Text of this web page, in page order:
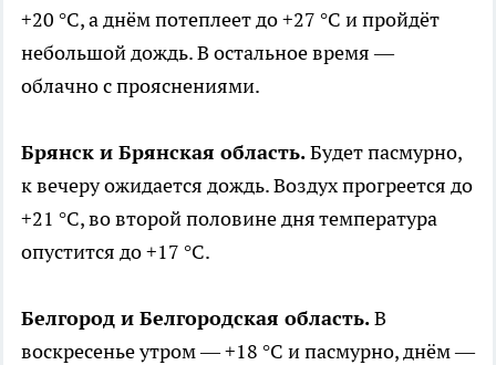
+20 °C, а днём потеплеет до +27 °C и пройдёт
небольшой дождь. В остальное время —
облачно с прояснениями.
Брянск и Брянская область.Будет пасмурно,
к вечеру ожидается дождь. Воздух прогреется до
+21 °C, во второй половине дня температура
опустится до +17 °C.
Белгород и Белгородская область.В
воскресенье утром — +18 °C и пасмурно, днём —